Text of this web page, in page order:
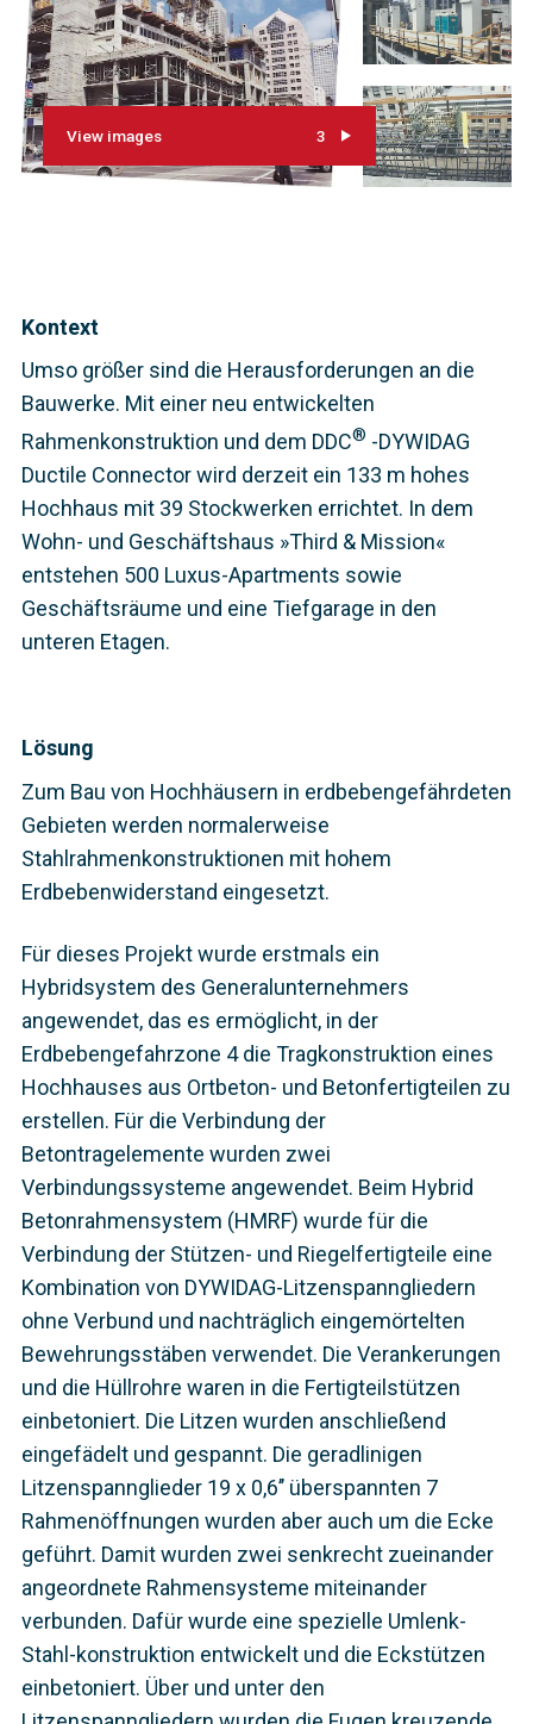
View images 3
Kontext
Umso größer sind die Herausforderungen an die
Bauwerke. Mit einer neu entwickelten
Rahmenkonstruktion und dem DDC® -DYWIDAG
Ductile Connector wird derzeit ein 133 m hohes
Hochhaus mit 39 Stockwerken errichtet. In dem
Wohn- und Geschäftshaus »Third & Mission«
entstehen 500 Luxus-Apartments sowie
Geschäftsräume und eine Tiefgarage in den
unteren Etagen.
Lösung
Zum Bau von Hochhäusern in erdbebengefährdeten
Gebieten werden normalerweise
Stahlrahmenkonstruktionen mit hohem
Erdbebenwiderstand eingesetzt.
Für dieses Projekt wurde erstmals ein
Hybridsystem des Generalunternehmers
angewendet, das es ermöglicht, in der
Erdbebengefahrzone 4 die Tragkonstruktion eines
Hochhauses aus Ortbeton- und Betonfertigteilen zu
erstellen. Für die Verbindung der
Betontragelemente wurden zwei
Verbindungssysteme angewendet. Beim Hybrid
Betonrahmensystem (HMRF) wurde für die
Verbindung der Stützen- und Riegelfertigteile eine
Kombination von DYWIDAG-Litzenspanngliedern
ohne Verbund und nachträglich eingemörtelten
Bewehrungsstäben verwendet. Die Verankerungen
und die Hüllrohre waren in die Fertigteilstützen
einbetoniert. Die Litzen wurden anschließend
eingefädelt und gespannt. Die geradlinigen
Litzenspannglieder 19 x 0,6’’ überspannten 7
Rahmenöffnungen wurden aber auch um die Ecke
geführt. Damit wurden zwei senkrecht zueinander
angeordnete Rahmensysteme miteinander
verbunden. Dafür wurde eine spezielle Umlenk-
Stahl-konstruktion entwickelt und die Eckstützen
einbetoniert. Über und unter den